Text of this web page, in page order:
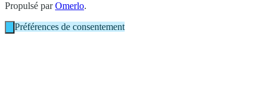
Propulsé parOmerlo.
Préférences de consentement